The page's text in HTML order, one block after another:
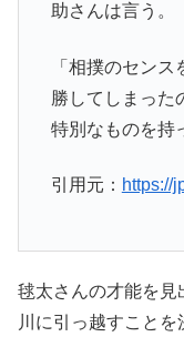
助さんは言う。
「相撲のセン
勝してしまった
特別なものを持
引用元： https://
毬太さんの才能を見
川に引っ越すこと